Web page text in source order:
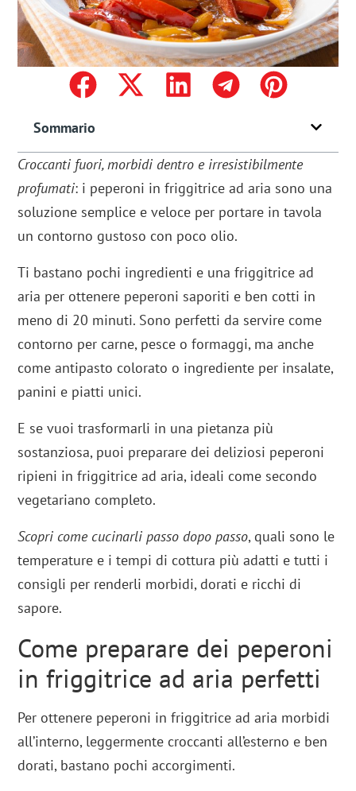
Sommario
Croccanti fuori, morbidi dentro e irresistibilmente
profumati: i peperoni in friggitrice ad aria sono una
soluzione semplice e veloce per portare in tavola
un contorno gustoso con poco olio.
Ti bastano pochi ingredienti e una friggitrice ad
aria per ottenere peperoni saporiti e ben cotti in
meno di 20 minuti. Sono perfetti da servire come
contorno per carne, pesce o formaggi, ma anche
come antipasto colorato o ingrediente per insalate,
panini e piatti unici.
E se vuoi trasformarli in una pietanza più
sostanziosa, puoi preparare dei deliziosi peperoni
ripieni in friggitrice ad aria, ideali come secondo
vegetariano completo.
Scopri come cucinarli passo dopo passo, quali sono le
temperature e i tempi di cottura più adatti e tutti i
consigli per renderli morbidi, dorati e ricchi di
sapore.
Come preparare dei peperoni
in friggitrice ad aria perfetti
Per ottenere peperoni in friggitrice ad aria morbidi
all’interno, leggermente croccanti all’esterno e ben
dorati, bastano pochi accorgimenti.